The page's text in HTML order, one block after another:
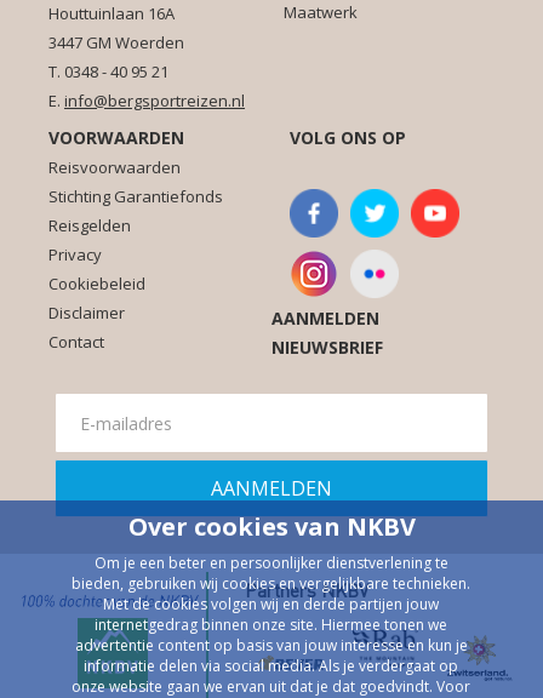
Houttuinlaan 16A
3447 GM Woerden
T. 0348 - 40 95 21
E. info@bergsportreizen.nl
Maatwerk
VOORWAARDEN
Reisvoorwaarden
Stichting Garantiefonds
Reisgelden
Privacy
Cookiebeleid
Disclaimer
Contact
VOLG ONS OP
AANMELDEN
NIEUWSBRIEF
Partners NKBV
Over cookies van NKBV
Om je een beter en persoonlijker dienstverlening te
bieden, gebruiken wij cookies en vergelijkbare technieken.
Met de cookies volgen wij en derde partijen jouw
internetgedrag binnen onze site. Hiermee tonen we
advertentie content op basis van jouw interesse en kun je
informatie delen via social media. Als je verdergaat op
onze website gaan we ervan uit dat je dat goedvindt. Voor